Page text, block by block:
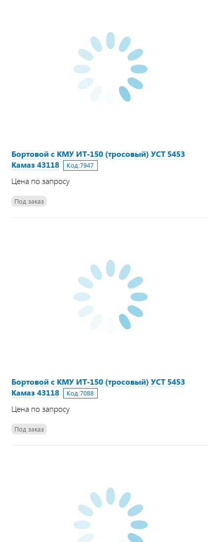
Бортовой с КМУ ИТ-150 (тросовый) УСТ 5453
Камаз 43118
Код:7947
Цена по запросу
Под заказ
Бортовой с КМУ ИТ-150 (тросовый) УСТ 5453
Камаз 43118
Код:7088
Цена по запросу
Под заказ